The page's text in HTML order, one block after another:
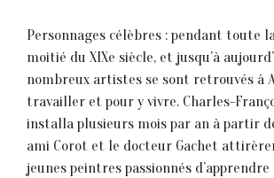
Personnages célèbres : pendant toute
moitié du XIXe siècle, et jusqu’à
nombreux artistes se sont retrouvés à
travailler et pour y vivre. Charles-
installa plusieurs mois par an à partir
ami Corot et le docteur Gachet
jeunes peintres passionnés d’apprendre